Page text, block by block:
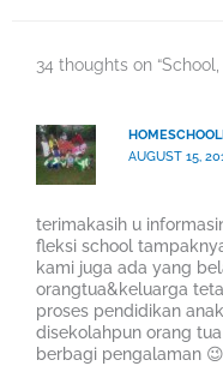
34 thoughts on
AUGUST 15,
terimakasih u
fleksi school
kami juga ada yang
orangtua&keluarga
proses pendidikan
disekolahpun orang
berbagi pengalaman 😉